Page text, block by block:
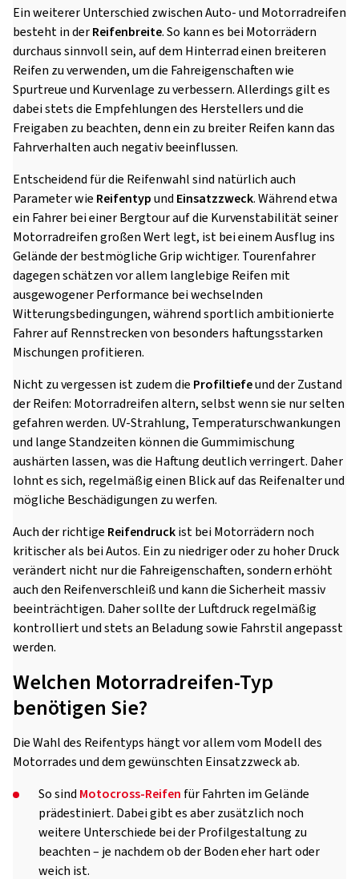
Ein weiterer Unterschied zwischen Auto- und Motorradreifen
besteht in derReifenbreite. So kann es bei Motorrädern
durchaus sinnvoll sein, auf dem Hinterrad einen breiteren
Reifen zu verwenden, um die Fahreigenschaften wie
Spurtreue und Kurvenlage zu verbessern. Allerdings gilt es
dabei stets die Empfehlungen des Herstellers und die
Freigaben zu beachten, denn ein zu breiter Reifen kann das
Fahrverhalten auch negativ beeinflussen.
Entscheidend für die Reifenwahl sind natürlich auch
Parameter wie Reifentypund Einsatzzweck. Während etwa
ein Fahrer bei einer Bergtour auf die Kurvenstabilität seiner
Motorradreifen großen Wert legt, ist bei einem Ausflug ins
Gelände der bestmögliche Grip wichtiger. Tourenfahrer
dagegen schätzen vor allem langlebige Reifen mit
ausgewogener Performance bei wechselnden
Witterungsbedingungen, während sportlich ambitionierte
Fahrer auf Rennstrecken von besonders haftungsstarken
Mischungen profitieren.
Nicht zu vergessen ist zudem die Profiltiefeund der Zustand
der Reifen: Motorradreifen altern, selbst wenn sie nur selten
gefahren werden. UV-Strahlung, Temperaturschwankungen
und lange Standzeiten können die Gummimischung
aushärten lassen, was die Haftung deutlich verringert. Daher
lohnt es sich, regelmäßig einen Blick auf das Reifenalter und
mögliche Beschädigungen zu werfen.
Auch der richtige Reifendruckist bei Motorrädern noch
kritischer als bei Autos. Ein zu niedriger oder zu hoher Druck
verändert nicht nur die Fahreigenschaften, sondern erhöht
auch den Reifenverschleiß und kann die Sicherheit massiv
beeinträchtigen. Daher sollte der Luftdruck regelmäßig
kontrolliert und stets an Beladung sowie Fahrstil angepasst
werden.
Welchen Motorradreifen-Typ
benötigen Sie?
Die Wahl des Reifentyps hängt vor allem vom Modell des
Motorrades und dem gewünschten Einsatzzweck ab.
So sind Motocross-Reifen für Fahrten im Gelände
prädestiniert. Dabei gibt es aber zusätzlich noch
weitere Unterschiede bei der Profilgestaltung zu
beachten – je nachdem ob der Boden eher hart oder
weich ist.